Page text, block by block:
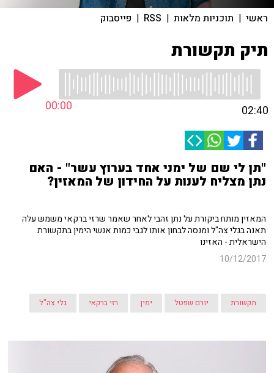
ראשי | תוכניות מלאות |
RSS
| פייסבוק
תיק תקשורת
00:00 02:40
"תן לי שם של ימני אחד בערוץ עשר" - האם
נתן מצליח לענות על החידון של המאזין?
המאזין מותח ביקורת על נתן זהבי לאחר שאמר שרזי ברקאי משמש עלה
תאנה בגלי צה"ל ומנסה לבחון אותו לגבי כמות אנשי הימין בתקשורת
הישראלית - האזינו
10/12/2017
תקשורת יורם שפטל ימין רזי ברקאי גלי צה"ל